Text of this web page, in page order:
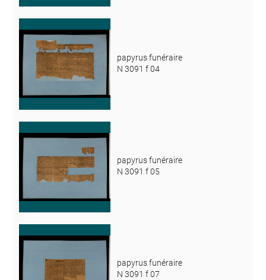
papyrus funéraire
N 3091 f 04
papyrus funéraire
N 3091 f 05
papyrus funéraire
N 3091 f 07